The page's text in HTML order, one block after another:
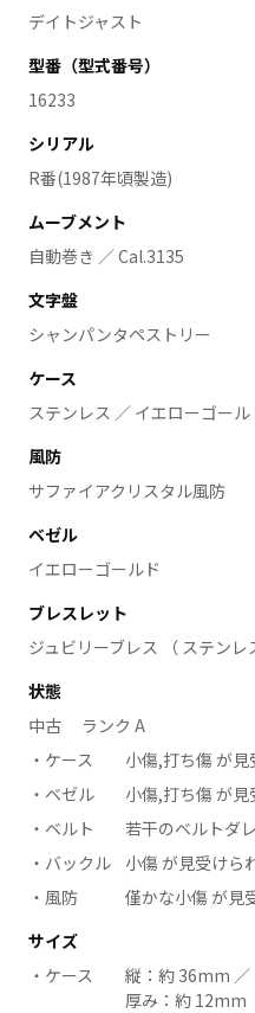
デイトジャスト
型番（型式番号）
16233
シリアル
R番(1987年頃製造)
ムーブメント
自動巻き ／ Cal.3135
文字盤
シャンパンタペストリー
ケース
ステンレス ／ イエローゴール
風防
サファイアクリスタル風防
ベゼル
イエローゴールド
ブレスレット
ジュビリーブレス （ ステンレ
状態
中古 ランク A
ケース
小傷,打ち傷 が
ベゼル
小傷,打ち傷 が
ベルト
若干のベルトダ
バックル
小傷 が見受けら
風防
僅かな小傷 が見
サイズ
ケース
縦：約 36mm
厚み：約 12mm